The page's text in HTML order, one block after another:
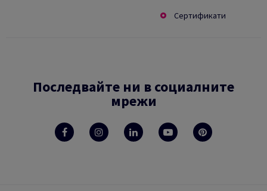
Сертификати
Последвайте ни в социалните
мрежи